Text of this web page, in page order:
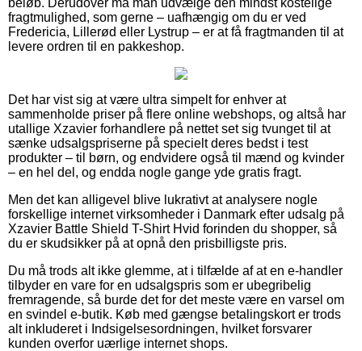
fragtmulighed, som gerne – uafhængig om du er ved
Fredericia, Lillerød eller Lystrup – er at få fragtmanden til at
levere ordren til en pakkeshop.
Det har vist sig at være ultra simpelt for enhver at
sammenholde priser på flere online webshops, og altså har
utallige Xzavier forhandlere på nettet set sig tvunget til at
sænke udsalgspriserne på specielt deres bedst i test
produkter – til børn, og endvidere også til mænd og kvinder
– en hel del, og endda nogle gange yde gratis fragt.
Men det kan alligevel blive lukrativt at analysere nogle
forskellige internet virksomheder i Danmark efter udsalg på
Xzavier Battle Shield T-Shirt Hvid forinden du shopper, så
du er skudsikker på at opnå den prisbilligste pris.
Du må trods alt ikke glemme, at i tilfælde af at en e-handler
tilbyder en vare for en udsalgspris som er ubegribelig
fremragende, så burde det for det meste være en varsel om
en svindel e-butik. Køb med gængse betalingskort er trods
alt inkluderet i Indsigelsesordningen, hvilket forsvarer
kunden overfor uærlige internet shops.